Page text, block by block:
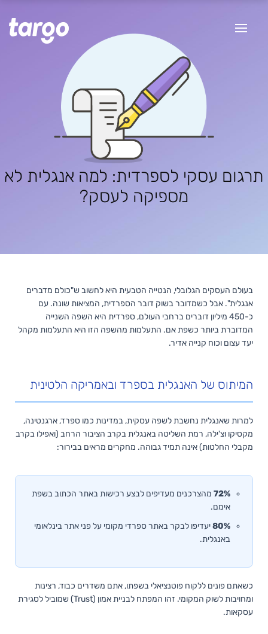
תרגום עסקי לספרדית: למה אנגלית לא
מספיקה לעסק?
בעולם העסקים הגלובלי, הנטייה הטבעית היא לחשוב ש"כולם מדברים
אנגלית". אבל כשמדובר בשוק דובר הספרדית, המציאות שונה. עם
כ-450 מיליון דוברים ברחבי העולם, ספרדית היא השפה השנייה
המדוברת ביותר כשפת אם. התעלמות מהשפה הזו היא התעלמות מקהל
יעד עצום וכוח קנייה אדיר.
המיתוס של האנגלית בספרד ובאמריקה הלטינית
למרות שאנגלית נחשבת לשפה עסקית, במדינות כמו ספרד, ארגנטינה,
מקסיקו וצ'ילה, רמת השליטה באנגלית בקרב הציבור הרחב (ואפילו בקרב
מקבלי החלטות) אינה תמיד גבוהה. מחקרים מראים בבירור:
72% מהצרכנים מעדיפים לבצע רכישות באתר הכתוב בשפת
אימם.
80%יעדיפו לבקר באתר ספרדי מקומי על פני אתר בינלאומי
באנגלית.
כשאתם פונים ללקוח פוטנציאלי בשפתו, אתם משדרים כבוד, רצינות
ומחויבות לשוק המקומי. זהו המפתח לבניית אמון (Trust) שמוביל לסגירת
עסקאות.